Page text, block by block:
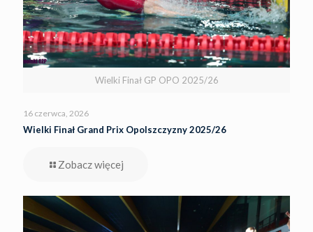
Wielki Finał GP OPO 2025/26
16 czerwca, 2026
Wielki Finał Grand Prix Opolszczyzny 2025/26
Zobacz więcej